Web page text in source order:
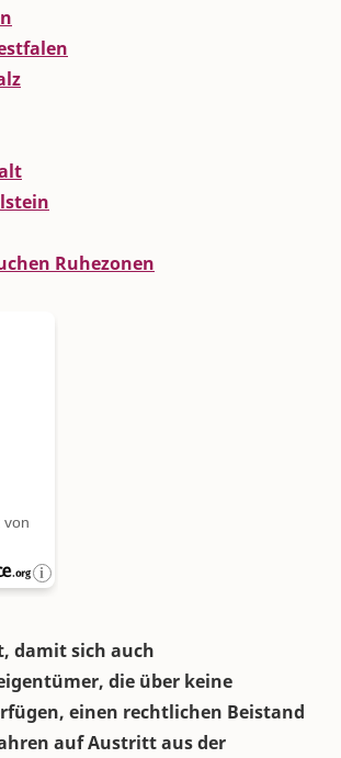
Ruhezonen
damit sich auch
die über keine
einen rechtlichen Beistand
auf Austritt aus der